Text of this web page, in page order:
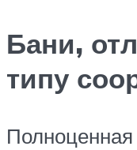
Бани,
типу